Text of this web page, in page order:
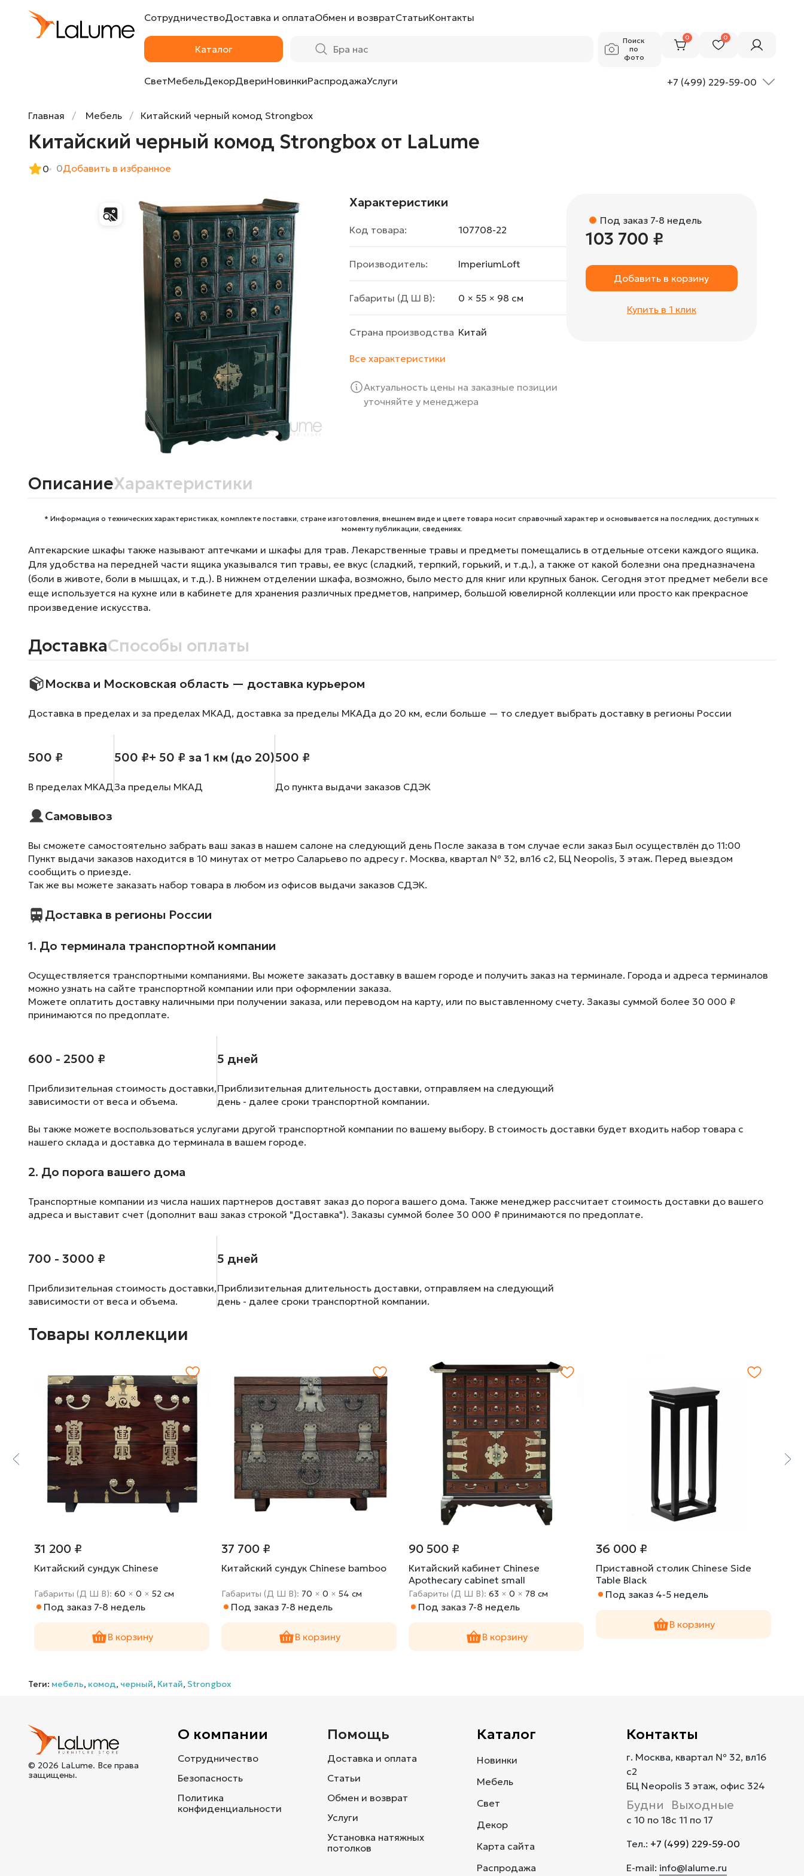
СотрудничествоДоставка и оплатаОбмен и возвратСтатьиКонтакты
Каталог
Поиск
по
фото
0 0
СветМебельДекорДвериНовинкиРаспродажаУслуги +7 (499) 229-59-00
Главная Мебель Китайский черный комод Strongbox
Китайский черный комод Strongbox от LaLume
0 0Добавить в избранное
Характеристики
Код товара: 107708-22
Производитель: ImperiumLoft
Габариты (Д Ш В): 0 × 55 × 98 cм
Страна производства Китай
Все характеристики
Актуальность цены на заказные позиции
уточняйте у менеджера
Под заказ 7-8 недель
103 700 ₽
Добавить в корзину
Купить в 1 клик
ОписаниеХарактеристики
* Информация о технических характеристиках, комплекте поставки, стране изготовления, внешнем виде и цвете товара носит справочный характер и основывается на последних, доступных к
моменту публикации, сведениях.
Аптекарские шкафы также называют аптечками и шкафы для трав. Лекарственные травы и предметы помещались в отдельные отсеки каждого ящика.
Для удобства на передней части ящика указывался тип травы, ее вкус (сладкий, терпкий, горький, и т.д.), а также от какой болезни она предназначена
(боли в животе, боли в мышцах, и т.д.). В нижнем отделении шкафа, возможно, было место для книг или крупных банок. Сегодня этот предмет мебели все
еще используется на кухне или в кабинете для хранения различных предметов, например, большой ювелирной коллекции или просто как прекрасное
произведение искусства.
ДоставкаСпособы оплаты
Москва и Московская область — доставка курьером
Доставка в пределах и за пределах МКАД, доставка за пределы МКАДа до 20 км, если больше — то следует выбрать доставку в регионы России
500 ₽
В пределах МКАД
500 ₽+ 50 ₽ за 1 км (до 20)
За пределы МКАД
500 ₽
До пункта выдачи заказов СДЭК
Самовывоз
Вы сможете самостоятельно забрать ваш заказ в нашем салоне на следующий день После заказа в том случае если заказ Был осуществлён до 11:00
Пункт выдачи заказов находится в 10 минутах от метро Саларьево по адресу г. Москва, квартал № 32, вл16 с2, БЦ Neopolis, 3 этаж. Перед выездом
сообщить о приезде.
Так же вы можете заказать набор товара в любом из офисов выдачи заказов СДЭК.
Доставка в регионы России
1. До терминала транспортной компании
Осуществляется транспортными компаниями. Вы можете заказать доставку в вашем городе и получить заказ на терминале. Города и адреса терминалов
можно узнать на сайте транспортной компании или при оформлении заказа.
Можете оплатить доставку наличными при получении заказа, или переводом на карту, или по выставленному счету. Заказы суммой более 30 000 ₽
принимаются по предоплате.
600 - 2500 ₽
Приблизительная стоимость доставки,
зависимости от веса и объема.
5 дней
Приблизительная длительность доставки, отправляем на следующий
день - далее сроки транспортной компании.
Вы также можете воспользоваться услугами другой транспортной компании по вашему выбору. В стоимость доставки будет входить набор товара с
нашего склада и доставка до терминала в вашем городе.
2. До порога вашего дома
Транспортные компании из числа наших партнеров доставят заказ до порога вашего дома. Также менеджер рассчитает стоимость доставки до вашего
адреса и выставит счет (дополнит ваш заказ строкой "Доставка"). Заказы суммой более 30 000 ₽ принимаются по предоплате.
700 - 3000 ₽
Приблизительная стоимость доставки,
зависимости от веса и объема.
5 дней
Приблизительная длительность доставки, отправляем на следующий
день - далее сроки транспортной компании.
Товары коллекции
31 200 ₽
Китайский сундук Chinese
Габариты (Д Ш В):60 ×0 ×52 cм
Под заказ 7-8 недель
В корзину
37 700 ₽
Китайский сундук Chinese bamboo
Габариты (Д Ш В): 70 ×0 ×54 cм
Под заказ 7-8 недель
В корзину
90 500 ₽
Китайский кабинет Chinese
Apothecary cabinet small
Габариты (Д Ш В):63 ×0 × 78 cм
Под заказ 7-8 недель
В корзину
36 000 ₽
Приставной столик Chinese Side
Table Black
Под заказ 4-5 недель
В корзину
Китайский черный комод Strongbox от LaLume
Теги: мебель, комод, черный, Китай, Strongbox
© 2026 LaLume. Все права
защищены.
О компании
Сотрудничество
Безопасность
Политика
конфиденциальности
Помощь
Доставка и оплата
Статьи
Обмен и возврат
Услуги
Установка натяжных
потолков
Каталог
Новинки
Мебель
Свет
Декор
Карта сайта
Распродажа
Контакты
г. Москва, квартал № 32, вл16
с2
БЦ Neopolis 3 этаж, офис 324
Будни
с 10 по 18
Выходные
с 11 по 17
Тел.: +7 (499) 229-59-00
E-mail: info@lalume.ru